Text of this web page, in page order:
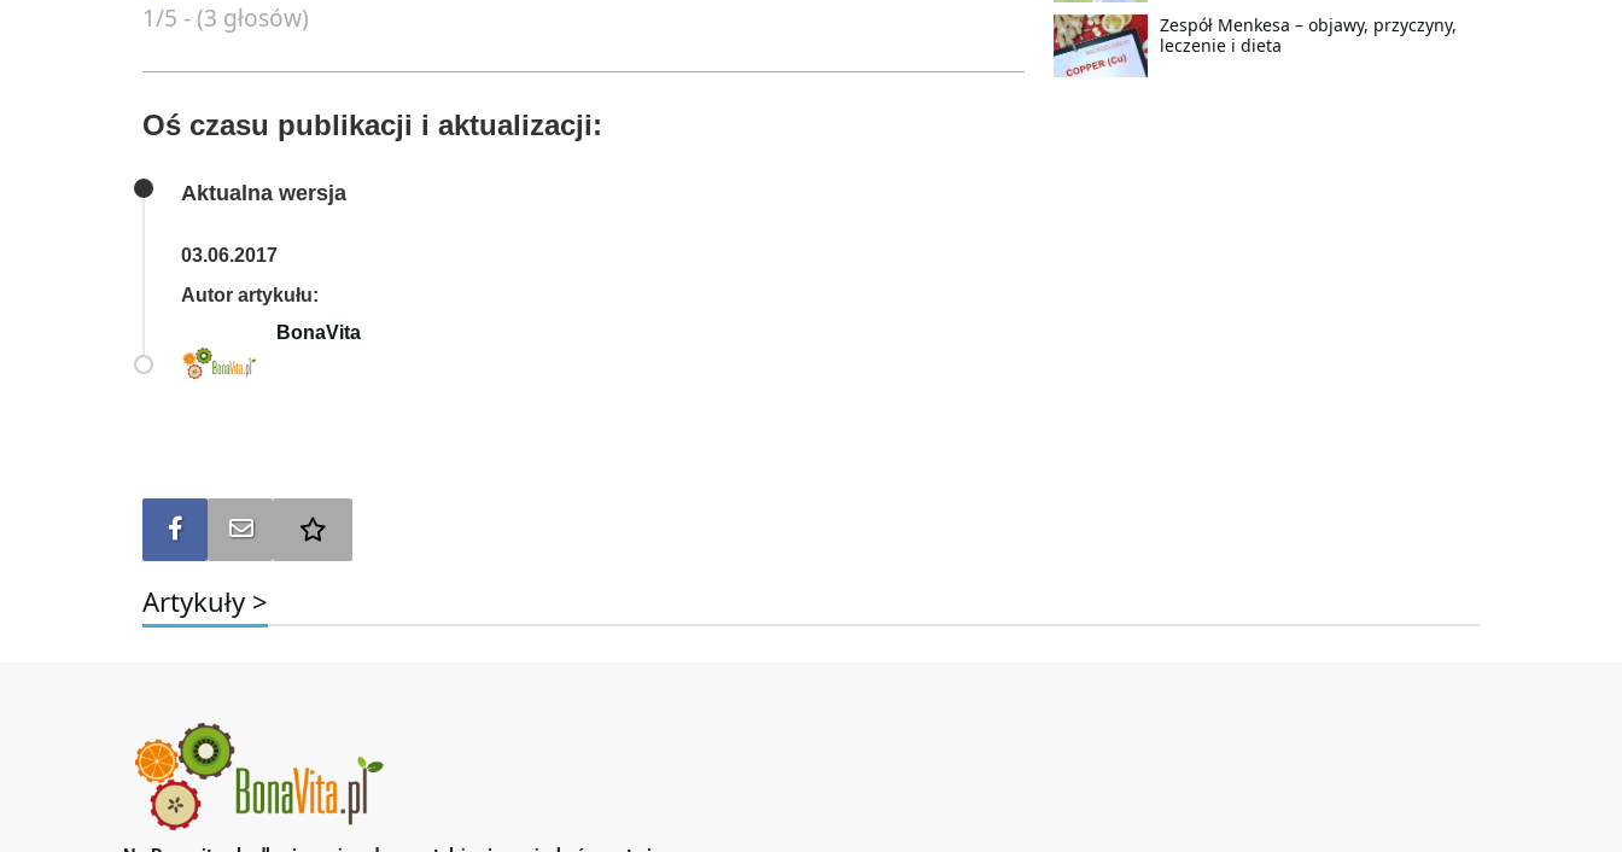
1/5 - (3 głosów)
Oś czasu publikacji i aktualizacji:
Aktualna wersja
03.06.2017
Autor artykułu:
BonaVita
Udostępnij na FBWyślij na e-mail
Zespół Menkesa – objawy, przyczyny,
leczenie i dieta
Artykuły >